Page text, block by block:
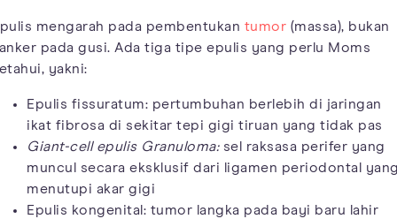
mengarah pada pembentukan tumor (massa), bukan
pada gusi. Ada tiga tipe epulis yang perlu Moms
yakni:
Epulis fissuratum: pertumbuhan berlebih di jaringan
ikat fibrosa di sekitar tepi gigi tiruan yang tidak pas
Giant-cell epulis Granuloma:sel raksasa perifer yang
muncul secara eksklusif dari ligamen periodontal
menutupi akar gigi
Epulis kongenital: tumor langka pada bayi baru lahir